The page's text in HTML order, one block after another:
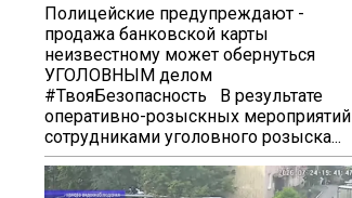
️️Полицейские предупреждают -
продажа банковской карты
неизвестному может обернуться
УГОЛОВНЫМ делом️
#ТвояБезопасность В результате
оперативно-розыскных мероприятий
сотрудниками уголовного розыска...